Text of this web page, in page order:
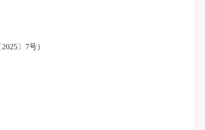
〕7号）